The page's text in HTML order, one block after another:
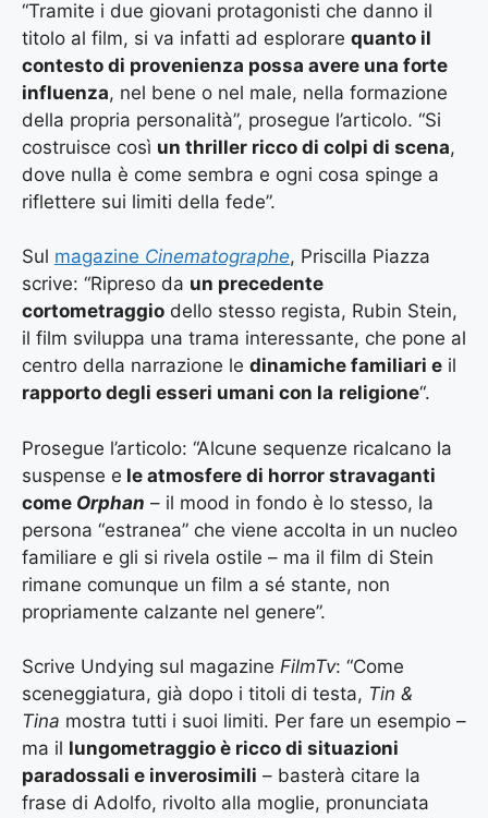
“Tramite i due giovani protagonisti che danno il
titolo al film, si va infatti ad esplorare quanto il
contesto di provenienza possa avere una forte
influenza, nel bene o nel male, nella formazione
della propria personalità”, prosegue l’articolo. “Si
costruisce così un thriller ricco di colpi di scena,
dove nulla è come sembra e ogni cosa spinge a
riflettere sui limiti della fede”.
Sul magazine Cinematographe, Priscilla Piazza
scrive: “Ripreso da un precedente
cortometraggio dello stesso regista, Rubin Stein,
il film sviluppa una trama interessante, che pone al
centro della narrazione le dinamiche familiari e il
rapporto degli esseri umani con la religione“.
Prosegue l’articolo: “Alcune sequenze ricalcano la
suspense e le atmosfere di horror stravaganti
come Orphan – il mood in fondo è lo stesso, la
persona “estranea” che viene accolta in un nucleo
familiare e gli si rivela ostile – ma il film di Stein
rimane comunque un film a sé stante, non
propriamente calzante nel genere”.
Scrive Undying sul magazine FilmTv: “Come
sceneggiatura, già dopo i titoli di testa, Tin &
Tina mostra tutti i suoi limiti. Per fare un esempio –
ma il lungometraggio è ricco di situazioni
paradossali e inverosimili – basterà citare la
frase di Adolfo, rivolto alla moglie, pronunciata